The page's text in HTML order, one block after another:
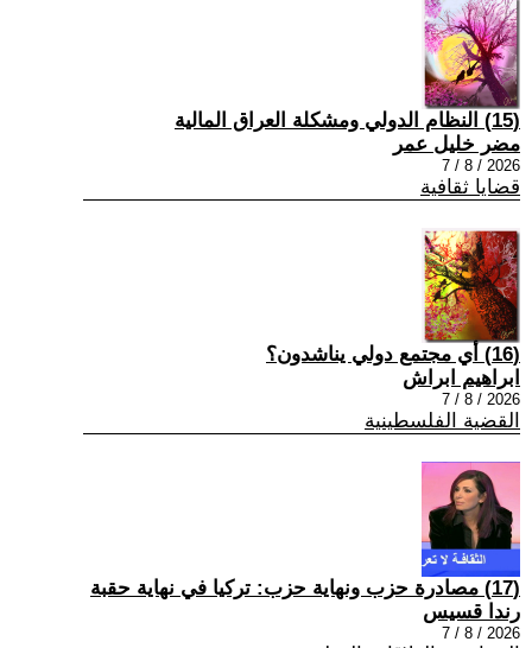
(15) النظام الدولي ومشكلة العراق المالية
مضر خليل عمر
2026 / 8 / 7
قضايا ثقافية
(16) أي مجتمع دولي يناشدون؟
ابراهيم ابراش
2026 / 8 / 7
القضية الفلسطينية
(17) مصادرة حزب ونهاية حزب: تركيا في نهاية حقبة
رندا قسيس
2026 / 8 / 7